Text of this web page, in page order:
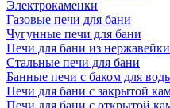
Электрокаменки
Газовые печи для бани
Чугунные печи для бани
Печи для бани из нержавейки
Стальные печи для бани
Банные печи с баком для
Печи для бани с закрытой
Печи для бани с открытой